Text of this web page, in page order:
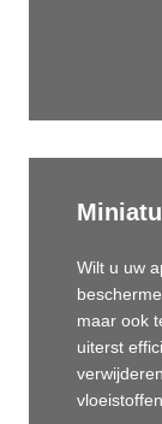
Wilt u uw
maar ook
uiterst
vloeistoffen